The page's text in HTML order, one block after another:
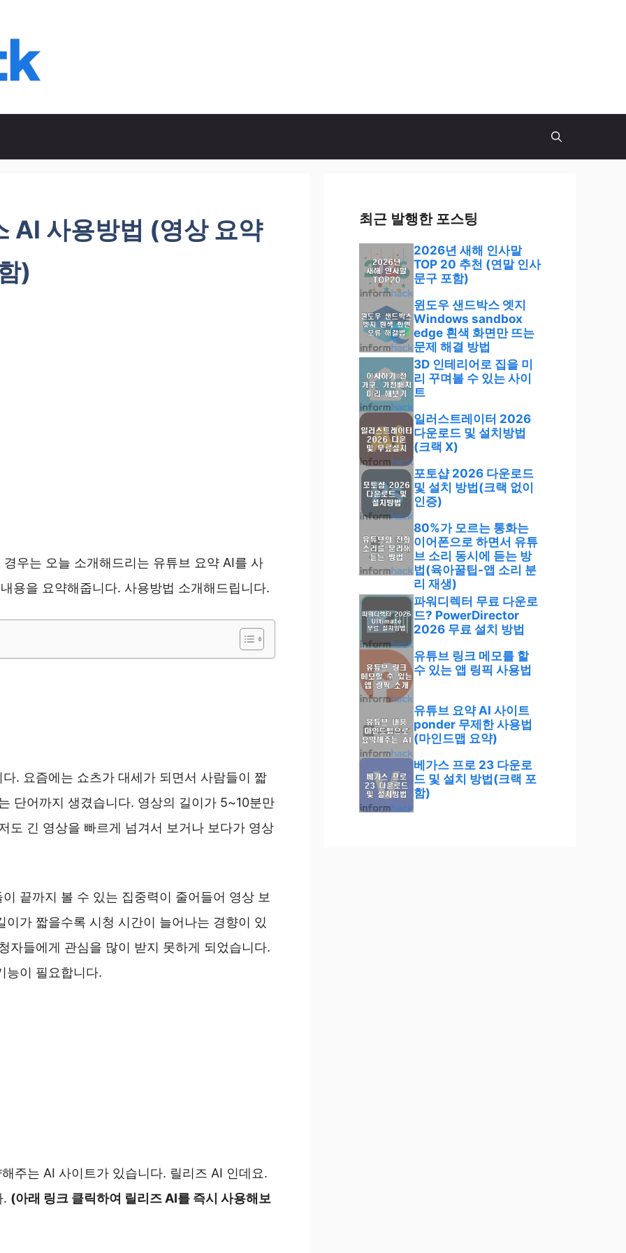
AI 사용방법 (영상 요약
)
우는 오늘 소개해드리는 유튜브 요약 AI를 사
용을 요약해줍니다. 사용방법 소개해드립니다.
. 요즘에는 쇼츠가 대세가 되면서 사람들이 짧
단어까지 생겼습니다. 영상의 길이가 5~10분만
도 긴 영상을 빠르게 넘겨서 보거나 보다가 영상
끝까지 볼 수 있는 집중력이 줄어들어 영상 보
가 짧을수록 시청 시간이 늘어나는 경향이 있
자들에게 관심을 많이 받지 못하게 되었습니다.
능이 필요합니다.
주는 AI 사이트가 있습니다. 릴리즈 AI 인데요.
. (아래 링크 클릭하여 릴리즈 AI를 즉시 사용해보
최근 발행한 포스팅
2026년 새해 인사말
TOP 20 추천 (연말 인사
문구 포함)
윈도우 샌드박스 엣지
Windows sandbox
edge 흰색 화면만 뜨는
문제 해결 방법
3D 인테리어로 집을 미
리 꾸며볼 수 있는 사이
트
일러스트레이터 2026
다운로드 및 설치방법
(크랙 X)
포토샵 2026 다운로드
및 설치 방법(크랙 없이
인증)
80%가 모르는 통화는
이어폰으로 하면서 유튜
브 소리 동시에 듣는 방
법(육아꿀팁-앱 소리 분
리 재생)
파워디렉터 무료 다운로
드? PowerDirector
2026 무료 설치 방법
유튜브 링크 메모를 할
수 있는 앱 링픽 사용법
유튜브 요약 AI 사이트
ponder 무제한 사용법
(마인드맵 요약)
베가스 프로 23 다운로
드 및 설치 방법(크랙 포
함)